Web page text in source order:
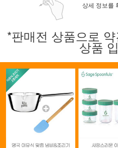
상세 정보를
*판매전 상품으로
상품